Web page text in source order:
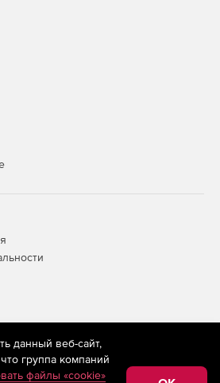
store.softline.ru применяются
(информационные технологии
на основе сбора,
данный веб-сайт,
группа компаний
файлы «cookie»